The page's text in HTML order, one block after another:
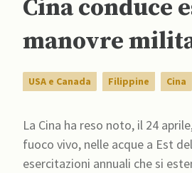
Cina conduce
manovre
USA e Canada Filippine Cina
La Cina ha reso noto, il 24
fuoco vivo, nelle acque a Est
esercitazioni annuali che si estendono